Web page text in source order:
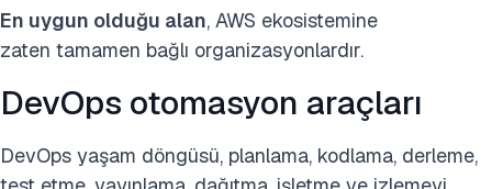
En uygun olduğu alan, AWS ekosistemine
zaten tamamen bağlı organizasyonlardır.
DevOps otomasyon araçları
DevOps yaşam döngüsü, planlama, kodlama, derleme,